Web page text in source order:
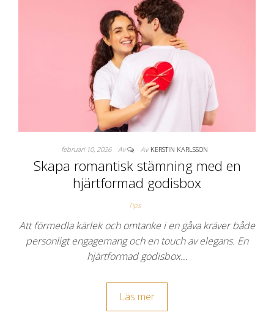
februari 10, 2026 Av Av KERSTIN KARLSSON
Skapa romantisk stämning med en
hjärtformad godisbox
Tips
Att förmedla kärlek och omtanke i en gåva kräver både
personligt engagemang och en touch av elegans. En
hjärtformad godisbox…
Läs mer